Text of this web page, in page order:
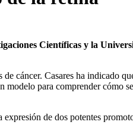
Cientí­ficas y la
cáncer. Casares ha indicado
para comprender cómo
de dos potentes